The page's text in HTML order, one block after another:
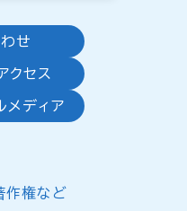
せ
クセス
メディア
作権など